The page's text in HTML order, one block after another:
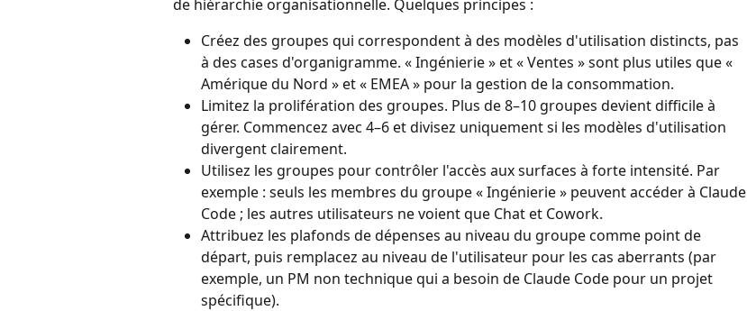
de hiérarchie organisationnelle. Quelques principes :
Créez des groupes qui correspondent à des modèles d'utilisation distincts, pas
à des cases d'organigramme. « Ingénierie » et « Ventes » sont plus utiles que «
Amérique du Nord » et « EMEA » pour la gestion de la consommation.
Limitez la prolifération des groupes. Plus de 8–10 groupes devient difficile à
gérer. Commencez avec 4–6 et divisez uniquement si les modèles d'utilisation
divergent clairement.
Utilisez les groupes pour contrôler l'accès aux surfaces à forte intensité. Par
exemple : seuls les membres du groupe « Ingénierie » peuvent accéder à Claude
Code ; les autres utilisateurs ne voient que Chat et Cowork.
Attribuez les plafonds de dépenses au niveau du groupe comme point de
départ, puis remplacez au niveau de l'utilisateur pour les cas aberrants (par
exemple, un PM non technique qui a besoin de Claude Code pour un projet
spécifique).